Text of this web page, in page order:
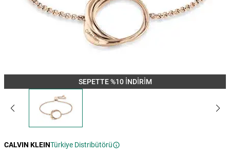
SEPETTE %10 İNDİRİM
CALVIN KLEINTürkiye Distribütörü